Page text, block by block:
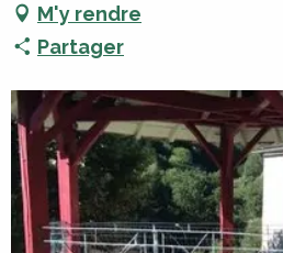
M'y rendre
Partager